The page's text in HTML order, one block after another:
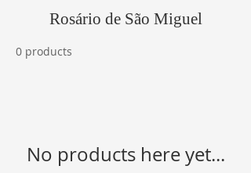
Rosário de São Miguel
0 products
No products here yet...